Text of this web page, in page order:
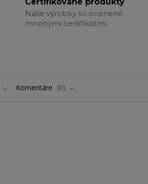
Naše výrobky sú ocenené
mnohými certifikátmi.
Komentáre 0